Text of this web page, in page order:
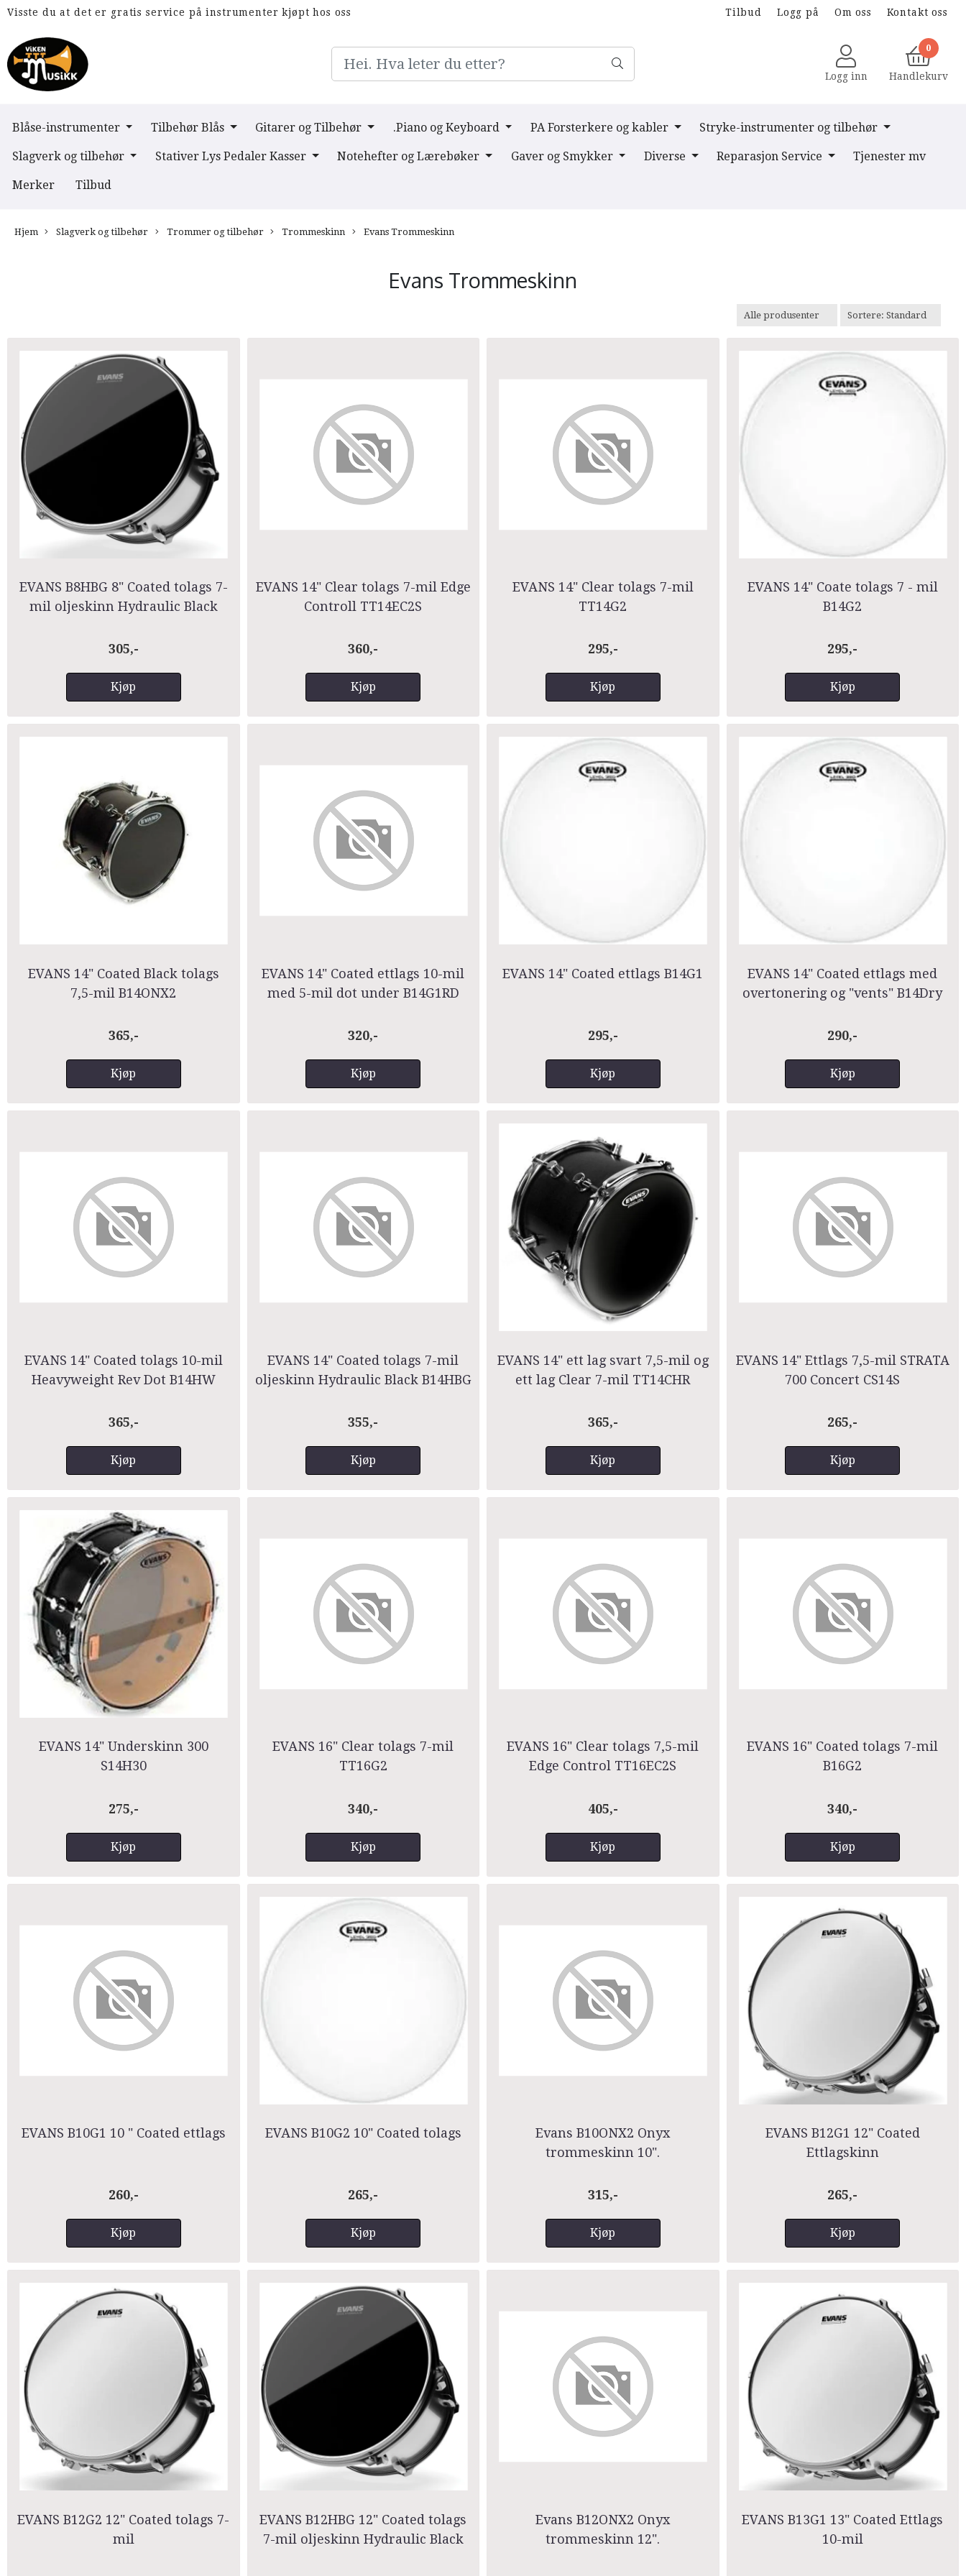
Visste du at det er gratis service på instrumenter kjøpt hos oss Tilbud Logg på Om oss Kontakt oss
Logg inn
0
Handlekurv
Blåse-instrumenter Tilbehør Blås Gitarer og Tilbehør .Piano og Keyboard PA Forsterkere og kabler Stryke-instrumenter og tilbehør
Slagverk og tilbehør Stativer Lys Pedaler Kasser Notehefter og Lærebøker Gaver og Smykker Diverse Reparasjon Service Tjenester mv
Merker Tilbud
Hjem Slagverk og tilbehør Trommer og tilbehør Trommeskinn Evans Trommeskinn
Evans Trommeskinn
EVANS B8HBG 8" Coated tolags 7-
mil oljeskinn Hydraulic Black
305,-
Kjøp
EVANS 14" Clear tolags 7-mil Edge
Controll TT14EC2S
360,-
Kjøp
EVANS 14" Clear tolags 7-mil
TT14G2
295,-
Kjøp
EVANS 14" Coate tolags 7 - mil
B14G2
295,-
Kjøp
EVANS 14" Coated Black tolags
7,5-mil B14ONX2
365,-
Kjøp
EVANS 14" Coated ettlags 10-mil
med 5-mil dot under B14G1RD
320,-
Kjøp
EVANS 14" Coated ettlags B14G1
295,-
Kjøp
EVANS 14" Coated ettlags med
overtonering og "vents" B14Dry
290,-
Kjøp
EVANS 14" Coated tolags 10-mil
Heavyweight Rev Dot B14HW
365,-
Kjøp
EVANS 14" Coated tolags 7-mil
oljeskinn Hydraulic Black B14HBG
355,-
Kjøp
EVANS 14" ett lag svart 7,5-mil og
ett lag Clear 7-mil TT14CHR
365,-
Kjøp
EVANS 14" Ettlags 7,5-mil STRATA
700 Concert CS14S
265,-
Kjøp
EVANS 14" Underskinn 300
S14H30
275,-
Kjøp
EVANS 16" Clear tolags 7-mil
TT16G2
340,-
Kjøp
EVANS 16" Clear tolags 7,5-mil
Edge Control TT16EC2S
405,-
Kjøp
EVANS 16" Coated tolags 7-mil
B16G2
340,-
Kjøp
EVANS B10G1 10 " Coated ettlags
260,-
Kjøp
EVANS B10G2 10" Coated tolags
265,-
Kjøp
Evans B10ONX2 Onyx
trommeskinn 10".
315,-
Kjøp
EVANS B12G1 12" Coated
Ettlagskinn
265,-
Kjøp
EVANS B12G2 12" Coated tolags 7-
mil
EVANS B12HBG 12" Coated tolags
7-mil oljeskinn Hydraulic Black
Evans B12ONX2 Onyx
trommeskinn 12".
EVANS B13G1 13" Coated Ettlags
10-mil